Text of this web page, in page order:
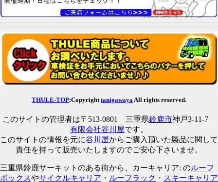
THULE-TOP:Copyright tanigawaya All rights reserved.
このサイトの管理者は〒513-0801 三重県鈴鹿市神戸3-11-7
有限会社谷川屋です。
このサイトの情報を元に谷川屋からご購入頂いた製品に関して
責任を持って販売いたしますのでご安心下さいませ。
三重県鈴鹿サーキットのある街から、カーキャリア: のルーフ
ボックスやサイクルキャリア ・ ルーフラック ・ スキーキャリア